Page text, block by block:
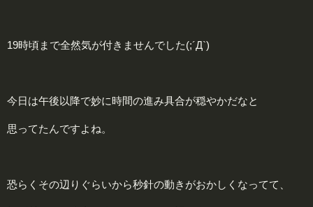
19時頃まで全然気が付きませんでした(;´Д`)
今日は午後以降で妙に時間の進み具合が穏やかだなと
思ってたんですよね。
恐らくその辺りぐらいから秒針の動きがおかしくなってて、